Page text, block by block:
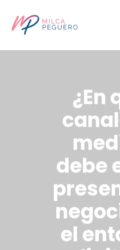
¿En
debe
el